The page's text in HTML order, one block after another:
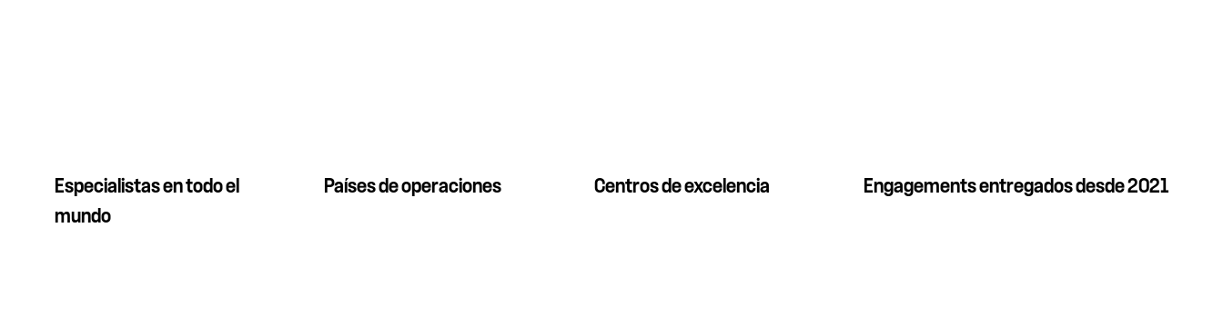
Especialistas en todo el
mundo
Países de operaciones Centros de excelencia Engagements entregados desde 2021